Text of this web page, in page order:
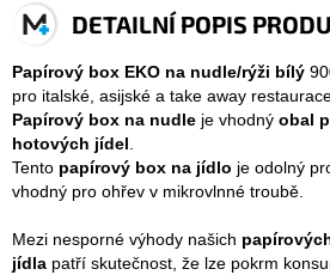
DETAILNÍ POPIS
Papírový box EKO na nudle/rýži bílý
pro italské, asijské a take away
Papírový box na nudle je vhodný obal
hotových jídel
Tento papírový box na jídlo je odolný
vhodný pro ohřev v mikrovlnné troubě.
Mezi nesporné výhody našich
jídla patří skutečnost, že lze pokrm